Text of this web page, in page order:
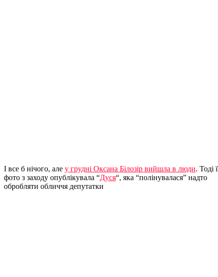
І все б нічого, але у грудні Оксана Білозір вийшла в люди. Тоді
фото з заходу опублікувала “Дуся“, яка “полінувалася” надто
обробляти обличчя депутатки